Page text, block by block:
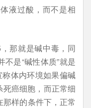
液过酸，而不是相
那就是碱中毒，同
是“碱性体质”就是
称体内环境如果偏碱
癌细胞，而正常细
样的条件下，正常